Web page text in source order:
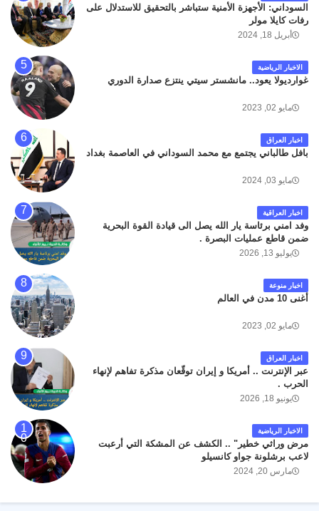
السوداني: الأجهزة الأمنية ستباشر بالتحقيق للاستدلال على
رفات كايلا مولر
أبريل 18, 2024
الاخبار الرياضية
غوارديولا يعود.. مانشستر سيتي ينتزع صدارة الدوري
مايو 02, 2023
اخبار العراق
بافل طالباني يجتمع مع محمد السوداني في العاصمة بغداد
مايو 03, 2024
اخبار العراقية
وفد امني برئاسة يار الله يصل الى قيادة القوة البحرية
ضمن قاطع عمليات البصرة .
يوليو 13, 2026
اخبار منوعة
أغنى 10 مدن في العالم
مايو 02, 2023
اخبار العراق
عبر الإنترنت .. أمريكا و إيران توقّعان مذكرة تفاهم لإنهاء
الحرب .
يونيو 18, 2026
الاخبار الرياضية
مرض وراثي خطير" .. الكشف عن المشكة التي أرعبت
لاعب برشلونة جواو كانسيلو
مارس 20, 2024